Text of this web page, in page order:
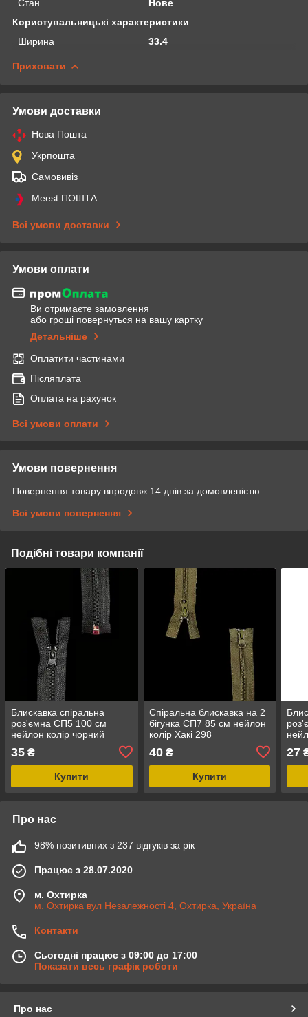
Стан
Нове
Користувальницькі характеристики
Ширина
33.4
Приховати
Умови доставки
Нова Пошта
Укрпошта
Самовивіз
Meest ПОШТА
Всі умови доставки
Умови оплати
Ви отримаєте замовлення
або гроші повернуться на вашу картку
Детальніше
Оплатити частинами
Післяплата
Оплата на рахунок
Всі умови оплати
Умови повернення
Повернення товару впродовж 14 днів за домовленістю
Всі умови повернення
Подібні товари компанії
Блискавка спіральна
роз'ємна СП5 100 см
нейлон колір чорний
35 ₴
Купити
Спіральна блискавка на 2
бігунка СП7 85 см нейлон
колір Хакі 298
40₴
Купити
27
Про нас
98% позитивних з 237 відгуків за рік
Працює з 28.07.2020
м. Охтирка
м. Охтирка вул Незалежності 4, Охтирка, Україна
Контакти
Сьогодні працює з 09:00 до 17:00
Показати весь графік роботи
Про нас